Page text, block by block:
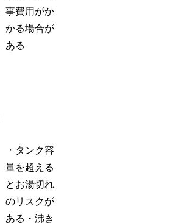
事費用がか
かる場合が
ある
・タンク容
量を超える
とお湯切れ
のリスクが
ある・沸き